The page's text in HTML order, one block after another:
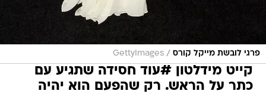
פרגי לובשת מייקל קורס /
GettyImages
קייט מידלטון #עוד חסידה שתגיע עם
כתר על הראש. רק שהפעם הוא יהיה